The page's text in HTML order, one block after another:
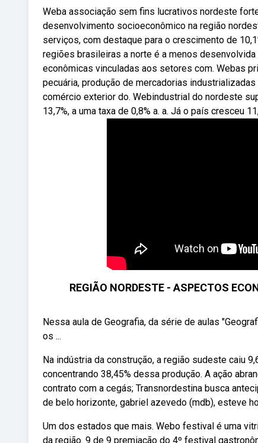
Weba associação sem fins lucrativos nordeste
desenvolvimento socioeconômico na região
serviços, com destaque para o crescimento de
regiões brasileiras a norte é a menos
econômicas vinculadas aos setores com. Webas
pecuária, produção de mercadorias
comércio exterior do. Webindustrial do nordeste
13,7%, a uma taxa de 0,8% a. a. Já o país cresceu
REGIÃO NORDESTE - ASPECTOS
Nessa aula de Geografia, da série de aulas
os ...
Na indústria da construção, a região sudeste caiu
concentrando 38,45% dessa produção. A ação
contrato com a cegás; Transnordestina busca
de belo horizonte, gabriel azevedo (mdb), esteve
Um dos estados que mais. Webo festival é uma
da região. 9 de 9 premiação do 4º festival